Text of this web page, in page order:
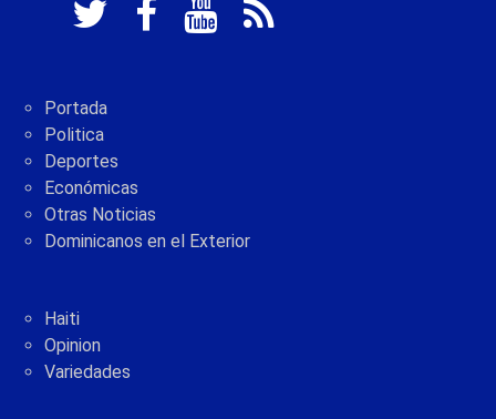
Portada
Politica
Deportes
Económicas
Otras Noticias
Dominicanos en el Exterior
Haiti
Opinion
Variedades